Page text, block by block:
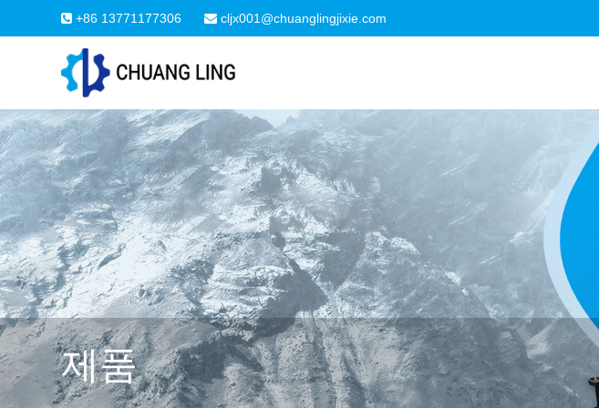
+86 13771177306 cljx001@chuanglingjixie.com
제품